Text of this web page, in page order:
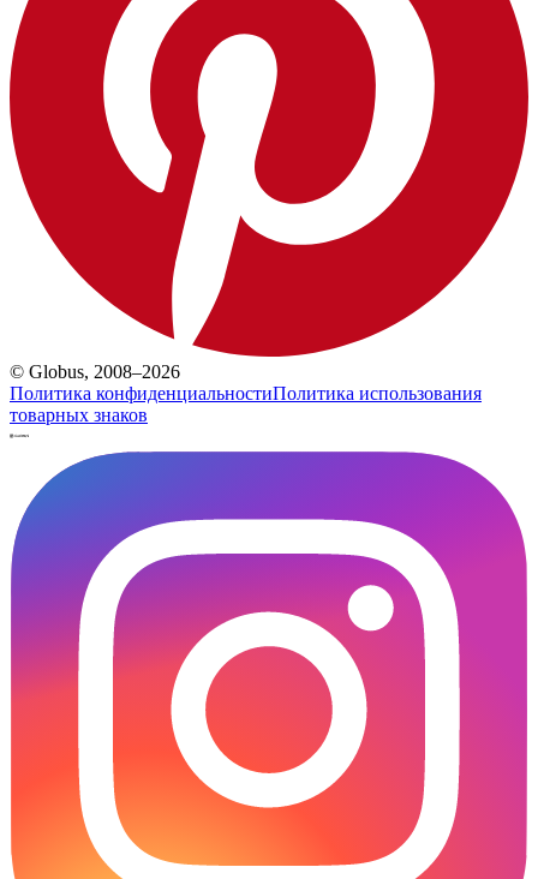
© Globus, 2008–2026
Политика конфиденциальностиПолитика использования
товарных знаков